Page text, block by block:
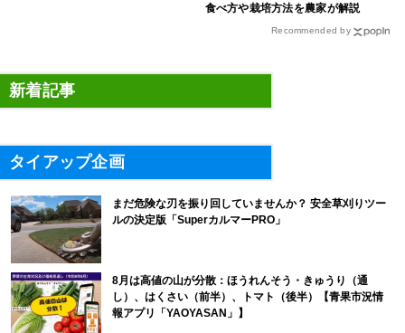
食べ方や栽培方法を農家が解説
Recommended by
新着記事
タイアップ企画
まだ危険な刃を振り回していませんか？ 安全草刈りツー
ルの決定版「SuperカルマーPRO」
8月は高値の山が分散：ほうれんそう・きゅうり（通
し）、はくさい（前半）、トマト（後半）【青果市況情
報アプリ「YAOYASAN」】